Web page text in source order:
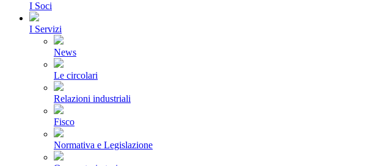
I Soci
I Servizi
News
Le circolari
Relazioni industriali
Fisco
Normativa e Legislazione